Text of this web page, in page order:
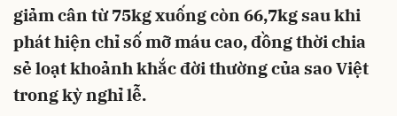
giảm cân từ 75kg xuống còn 66,7kg sau khi
phát hiện chỉ số mỡ máu cao, đồng thời chia
sẻ loạt khoảnh khắc đời thường của sao Việt
trong kỳ nghỉ lễ.
Hủy Gửi